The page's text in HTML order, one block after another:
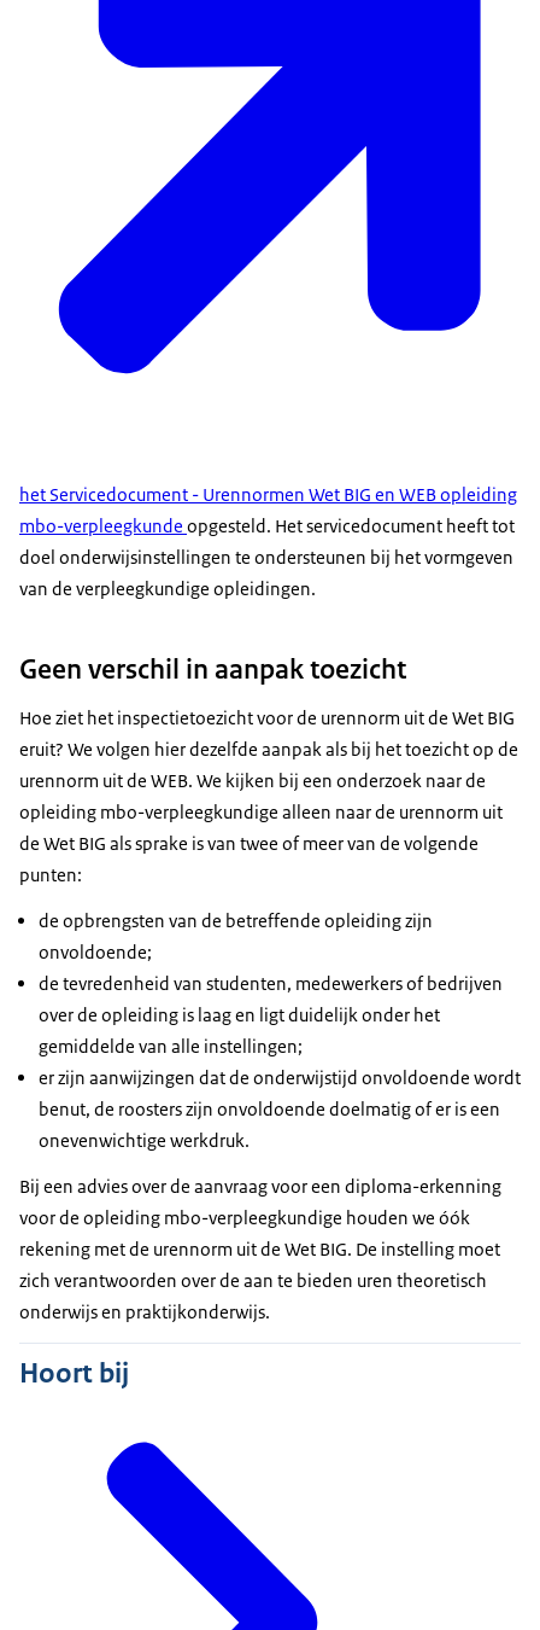
het Servicedocument - Urennormen Wet BIG en WEB opleiding
mbo-verpleegkunde opgesteld. Het servicedocument heeft tot
doel onderwijsinstellingen te ondersteunen bij het vormgeven
van de verpleegkundige opleidingen.
Geen verschil in aanpak toezicht
Hoe ziet het inspectietoezicht voor de urennorm uit de Wet BIG
eruit? We volgen hier dezelfde aanpak als bij het toezicht op de
urennorm uit de WEB. We kijken bij een onderzoek naar de
opleiding mbo-verpleegkundige alleen naar de urennorm uit
de Wet BIG als sprake is van twee of meer van de volgende
punten:
de opbrengsten van de betreffende opleiding zijn
onvoldoende;
de tevredenheid van studenten, medewerkers of bedrijven
over de opleiding is laag en ligt duidelijk onder het
gemiddelde van alle instellingen;
er zijn aanwijzingen dat de onderwijstijd onvoldoende wordt
benut, de roosters zijn onvoldoende doelmatig of er is een
onevenwichtige werkdruk.
Bij een advies over de aanvraag voor een diploma-erkenning
voor de opleiding mbo-verpleegkundige houden we óók
rekening met de urennorm uit de Wet BIG. De instelling moet
zich verantwoorden over de aan te bieden uren theoretisch
onderwijs en praktijkonderwijs.
Hoort bij